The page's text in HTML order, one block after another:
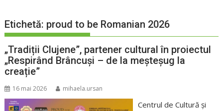
Etichetă: proud to be Romanian 2026
„Tradiții Clujene”, partener cultural în proiectul
„Respirând Brâncuși – de la meșteșug la
creație”
16 mai 2026 mihaela.ursan
Centrul de Cultură și